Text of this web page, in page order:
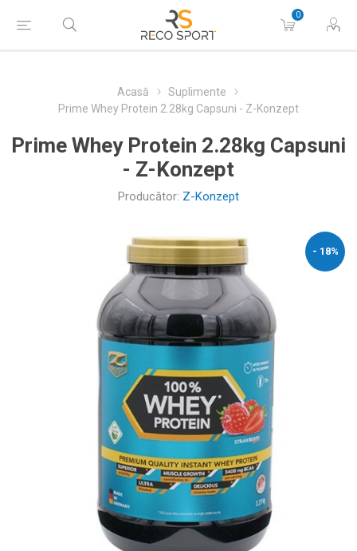
0
Acasă
Suplimente
Prime Whey Protein 2.28kg Capsuni - Z-Konzept
Prime Whey Protein 2.28kg Capsuni
- Z-Konzept
Producător: Z-Konzept
- 18%